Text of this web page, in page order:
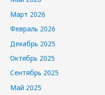
Март 2026
Февраль 2026
Декабрь 2025
Октябрь 2025
Сентябрь 2025
Май 2025